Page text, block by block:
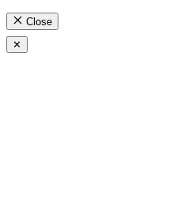
Close
✕